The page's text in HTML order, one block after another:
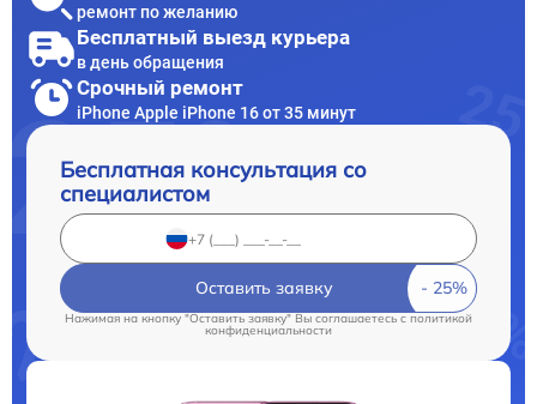
ремонт по желанию
Бесплатный выезд курьера
в день обращения
Срочный ремонт
iPhone Apple iPhone 16 от 35 минут
Бесплатная консультация со
специалистом
Оставить заявку
Нажимая на кнопку "Оставить заявку" Вы соглашаетесь cполитикой
конфиденциальности